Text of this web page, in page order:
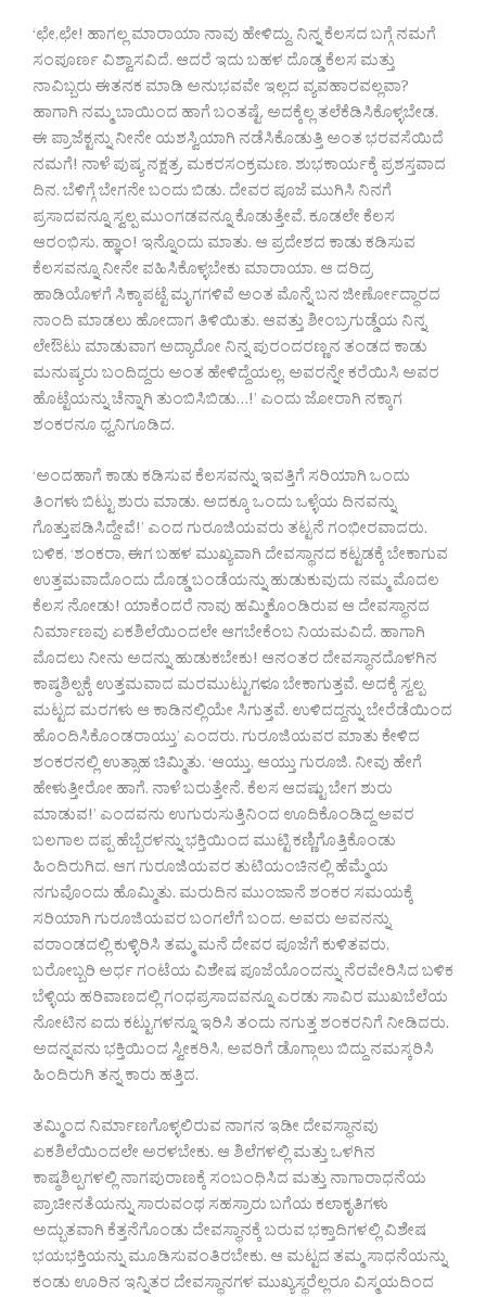
‘ಛೇ,ಛೇ! ಹಾಗಲ್ಲ ಮಾರಾಯಾ ನಾವು ಹೇಳಿದ್ದು. ನಿನ್ನ ಕೆಲಸದ ಬಗ್ಗೆ ನಮಗೆ
ಸಂಪೂರ್ಣ ವಿಶ್ವಾಸವಿದೆ. ಆದರೆ ಇದು ಬಹಳ ದೊಡ್ಡ ಕೆಲಸ ಮತ್ತು
ನಾವಿಬ್ಬರು ಈತನಕ ಮಾಡಿ ಅನುಭವವೇ ಇಲ್ಲದ ವ್ಯವಹಾರವಲ್ಲವಾ?
ಹಾಗಾಗಿ ನಮ್ಮ ಬಾಯಿಂದ ಹಾಗೆ ಬಂತಷ್ಟೆ. ಅದಕ್ಕೆಲ್ಲ ತಲೆಕೆಡಿಸಿಕೊಳ್ಳಬೇಡ.
ಈ ಪ್ರಾಜೆಕ್ಟನ್ನು ನೀನೇ ಯಶಸ್ವಿಯಾಗಿ ನಡೆಸಿಕೊಡುತ್ತಿ ಅಂತ ಭರವಸೆಯಿದೆ
ನಮಗೆ! ನಾಳೆ ಪುಷ್ಯ ನಕ್ಷತ್ರ, ಮಕರಸಂಕ್ರಮಣ. ಶುಭಕಾರ್ಯಕ್ಕೆ ಪ್ರಶಸ್ತವಾದ
ದಿನ. ಬೆಳಿಗ್ಗೆ ಬೇಗನೇ ಬಂದು ಬಿಡು. ದೇವರ ಪೂಜೆ ಮುಗಿಸಿ ನಿನಗೆ
ಪ್ರಸಾದವನ್ನೂ ಸ್ವಲ್ಪ ಮುಂಗಡವನ್ನೂ ಕೊಡುತ್ತೇವೆ. ಕೂಡಲೇ ಕೆಲಸ
ಆರಂಭಿಸು. ಹ್ಞಾಂ! ಇನ್ನೊಂದು ಮಾತು. ಆ ಪ್ರದೇಶದ ಕಾಡು ಕಡಿಸುವ
ಕೆಲಸವನ್ನೂ ನೀನೇ ವಹಿಸಿಕೊಳ್ಳಬೇಕು ಮಾರಾಯಾ. ಆ ದರಿದ್ರ
ಹಾಡಿಯೊಳಗೆ ಸಿಕ್ಕಾಪಟ್ಟೆ ಮೃಗಗಳಿವೆ ಅಂತ ಮೊನ್ನೆ ಬನ ಜೀರ್ಣೋದ್ಧಾರದ
ನಾಂದಿ ಮಾಡಲು ಹೋದಾಗ ತಿಳಿಯಿತು. ಆವತ್ತು ಶೀಂಬ್ರಗುಡ್ಡೆಯ ನಿನ್ನ
ಲೇಔಟು ಮಾಡುವಾಗ ಅದ್ಯಾರೋ ನಿನ್ನ ಪುರಂದರಣ್ಣನ ತಂಡದ ಕಾಡು
ಮನುಷ್ಯರು ಬಂದಿದ್ದರು ಅಂತ ಹೇಳಿದ್ದೆಯಲ್ಲ, ಅವರನ್ನೇ ಕರೆಯಿಸಿ ಅವರ
ಹೊಟ್ಟೆಯನ್ನು ಚೆನ್ನಾಗಿ ತುಂಬಿಸಿಬಿಡು…!’ ಎಂದು ಜೋರಾಗಿ ನಕ್ಕಾಗ
ಶಂಕರನೂ ಧ್ವನಿಗೂಡಿದ.
‘ಅಂದಹಾಗೆ ಕಾಡು ಕಡಿಸುವ ಕೆಲಸವನ್ನು ಇವತ್ತಿಗೆ ಸರಿಯಾಗಿ ಒಂದು
ತಿಂಗಳು ಬಿಟ್ಟು ಶುರು ಮಾಡು. ಅದಕ್ಕೂ ಒಂದು ಒಳ್ಳೆಯ ದಿನವನ್ನು
ಗೊತ್ತುಪಡಿಸಿದ್ದೇವೆ!’ ಎಂದ ಗುರೂಜಿಯವರು ತಟ್ಟನೆ ಗಂಭೀರವಾದರು.
ಬಳಿಕ, ‘ಶಂಕರಾ, ಈಗ ಬಹಳ ಮುಖ್ಯವಾಗಿ ದೇವಸ್ಥಾನದ ಕಟ್ಟಡಕ್ಕೆ ಬೇಕಾಗುವ
ಉತ್ತಮವಾದೊಂದು ದೊಡ್ಡ ಬಂಡೆಯನ್ನು ಹುಡುಕುವುದು ನಮ್ಮ ಮೊದಲ
ಕೆಲಸ ನೋಡು! ಯಾಕೆಂದರೆ ನಾವು ಹಮ್ಮಿಕೊಂಡಿರುವ ಆ ದೇವಸ್ಥಾನದ
ನಿರ್ಮಾಣವು ಏಕಶಿಲೆಯಿಂದಲೇ ಆಗಬೇಕೆಂಬ ನಿಯಮವಿದೆ. ಹಾಗಾಗಿ
ಮೊದಲು ನೀನು ಅದನ್ನು ಹುಡುಕಬೇಕು! ಆನಂತರ ದೇವಸ್ಥಾನದೊಳಗಿನ
ಕಾಷ್ಠಶಿಲ್ಪಕ್ಕೆ ಉತ್ತಮವಾದ ಮರಮುಟ್ಟುಗಳೂ ಬೇಕಾಗುತ್ತವೆ. ಅದಕ್ಕೆ ಸ್ವಲ್ಪ
ಮಟ್ಟದ ಮರಗಳು ಆ ಕಾಡಿನಲ್ಲಿಯೇ ಸಿಗುತ್ತವೆ. ಉಳಿದದ್ದನ್ನು ಬೇರೆಡೆಯಿಂದ
ಹೊಂದಿಸಿಕೊಂಡರಾಯ್ತು’ ಎಂದರು. ಗುರೂಜಿಯವರ ಮಾತು ಕೇಳಿದ
ಶಂಕರನಲ್ಲಿ ಉತ್ಸಾಹ ಚಿಮ್ಮಿತು. ‘ಆಯ್ತು, ಆಯ್ತು ಗುರೂಜಿ. ನೀವು ಹೇಗೆ
ಹೇಳುತ್ತೀರೋ ಹಾಗೆ. ನಾಳೆ ಬರುತ್ತೇನೆ. ಕೆಲಸ ಆದಷ್ಟು ಬೇಗ ಶುರು
ಮಾಡುವ!’ ಎಂದವನು ಉಗುರುಸುತ್ತಿನಿಂದ ಊದಿಕೊಂಡಿದ್ದ ಅವರ
ಬಲಗಾಲ ದಪ್ಪ ಹೆಬ್ಬೆರಳನ್ನು ಭಕ್ತಿಯಿಂದ ಮುಟ್ಟಿ ಕಣ್ಣಿಗೊತ್ತಿಕೊಂಡು
ಹಿಂದಿರುಗಿದ. ಆಗ ಗುರೂಜಿಯವರ ತುಟಿಯಂಚಿನಲ್ಲಿ ಹೆಮ್ಮೆಯ
ನಗುವೊಂದು ಹೊಮ್ಮಿತು. ಮರುದಿನ ಮುಂಜಾನೆ ಶಂಕರ ಸಮಯಕ್ಕೆ
ಸರಿಯಾಗಿ ಗುರೂಜಿಯವರ ಬಂಗಲೆಗೆ ಬಂದ. ಅವರು ಅವನನ್ನು
ವರಾಂಡದಲ್ಲಿ ಕುಳ್ಳಿರಿಸಿ ತಮ್ಮ ಮನೆ ದೇವರ ಪೂಜೆಗೆ ಕುಳಿತವರು,
ಬರೋಬ್ಬರಿ ಅರ್ಧ ಗಂಟೆಯ ವಿಶೇಷ ಪೂಜೆಯೊಂದನ್ನು ನೆರವೇರಿಸಿದ ಬಳಿಕ
ಬೆಳ್ಳಿಯ ಹರಿವಾಣದಲ್ಲಿ ಗಂಧಪ್ರಸಾದವನ್ನೂ ಎರಡು ಸಾವಿರ ಮುಖಬೆಲೆಯ
ನೋಟಿನ ಐದು ಕಟ್ಟುಗಳನ್ನೂ ಇರಿಸಿ ತಂದು ನಗುತ್ತ ಶಂಕರನಿಗೆ ನೀಡಿದರು.
ಅದನ್ನವನು ಭಕ್ತಿಯಿಂದ ಸ್ವೀಕರಿಸಿ, ಅವರಿಗೆ ಡೊಗ್ಗಾಲು ಬಿದ್ದು ನಮಸ್ಕರಿಸಿ
ಹಿಂದಿರುಗಿ ತನ್ನ ಕಾರು ಹತ್ತಿದ.
ತಮ್ಮಿಂದ ನಿರ್ಮಾಣಗೊಳ್ಳಲಿರುವ ನಾಗನ ಇಡೀ ದೇವಸ್ಥಾನವು
ಏಕಶಿಲೆಯಿಂದಲೇ ಅರಳಬೇಕು. ಆ ಶಿಲೆಗಳಲ್ಲಿ ಮತ್ತು ಒಳಗಿನ
ಕಾಷ್ಠಶಿಲ್ಪಗಳಲ್ಲಿ ನಾಗಪುರಾಣಕ್ಕೆ ಸಂಬಂಧಿಸಿದ ಮತ್ತು ನಾಗಾರಾಧನೆಯ
ಪ್ರಾಚೀನತೆಯನ್ನು ಸಾರುವಂಥ ಸಹಸ್ರಾರು ಬಗೆಯ ಕಲಾಕೃತಿಗಳು
ಅದ್ಭುತವಾಗಿ ಕೆತ್ತನೆಗೊಂಡು ದೇವಸ್ಥಾನಕ್ಕೆ ಬರುವ ಭಕ್ತಾದಿಗಳಲ್ಲಿ ವಿಶೇಷ
ಭಯಭಕ್ತಿಯನ್ನು ಮೂಡಿಸುವಂತಿರಬೇಕು. ಆ ಮಟ್ಟದ ತಮ್ಮ ಸಾಧನೆಯನ್ನು
ಕಂಡು ಊರಿನ ಇನ್ನಿತರ ದೇವಸ್ಥಾನಗಳ ಮುಖ್ಯಸ್ಥರೆಲ್ಲರೂ ವಿಸ್ಮಯದಿಂದ